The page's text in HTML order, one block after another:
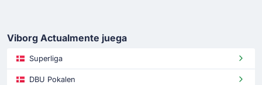
Viborg Actualmente juega
Superliga
DBU Pokalen